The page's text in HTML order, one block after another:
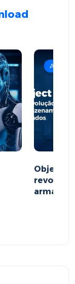
Object